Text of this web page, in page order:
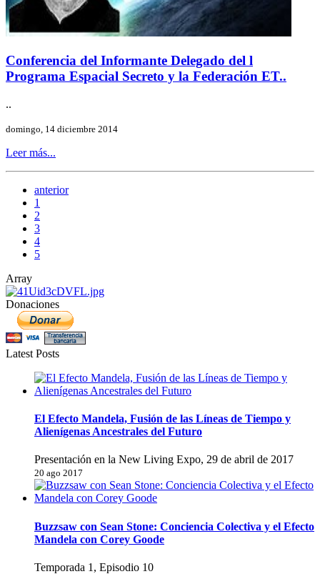
Conferencia del Informante Delegado del l
Programa Espacial Secreto y la Federación ET..
..
domingo, 14 diciembre 2014
Leer más...
anterior
1
2
3
4
5
Array
Donaciones
Latest Posts
El Efecto Mandela, Fusión de las Líneas de Tiempo y
Alienígenas Ancestrales del Futuro
Presentación en la New Living Expo, 29 de abril de 2017
20 ago 2017
Buzzsaw con Sean Stone: Conciencia Colectiva y el Efecto
Mandela con Corey Goode
Temporada 1, Episodio 10